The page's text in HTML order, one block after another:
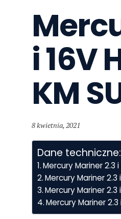
i 16V
KM
8 kwietnia, 2021
Dane techniczne:
Mercury Mariner 2.3 i
Mercury Mariner 2.3
Mercury Mariner 2.3
Mercury Mariner 2.3